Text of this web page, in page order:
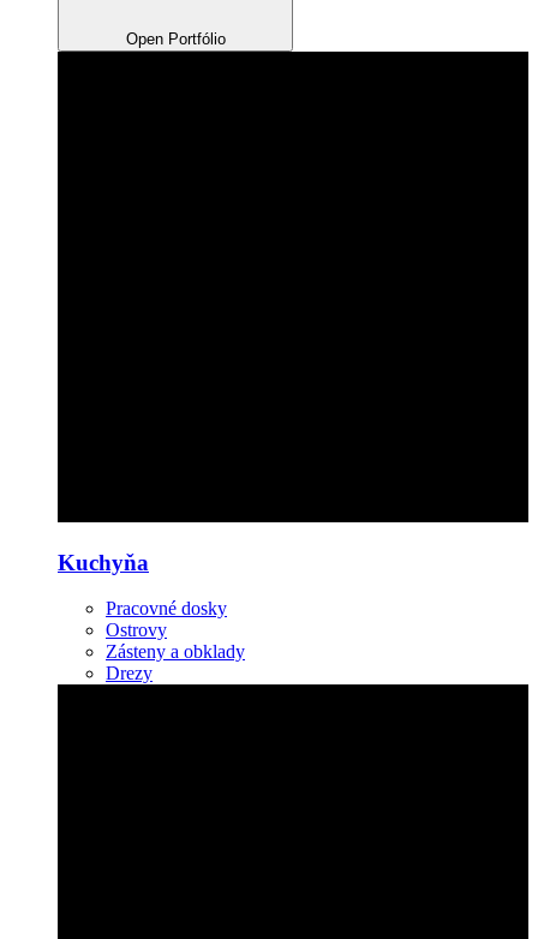
Open Portfólio
Kuchyňa
Pracovné dosky
Ostrovy
Zásteny a obklady
Drezy